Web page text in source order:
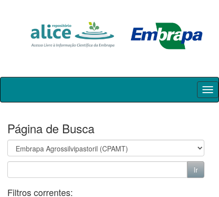
Skip
Página de Busca
Filtros correntes: